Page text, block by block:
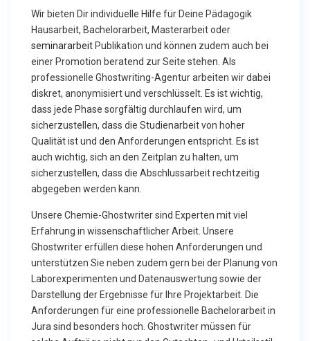
Wir bieten Dir individuelle Hilfe für Deine Pädagogik
Hausarbeit, Bachelorarbeit, Masterarbeit oder
seminararbeit Publikation und können zudem auch bei
einer Promotion beratend zur Seite stehen. Als
professionelle Ghostwriting-Agentur arbeiten wir dabei
diskret, anonymisiert und verschlüsselt. Es ist wichtig,
dass jede Phase sorgfältig durchlaufen wird, um
sicherzustellen, dass die Studienarbeit von hoher
Qualität ist und den Anforderungen entspricht. Es ist
auch wichtig, sich an den Zeitplan zu halten, um
sicherzustellen, dass die Abschlussarbeit rechtzeitig
abgegeben werden kann.
Unsere Chemie-Ghostwriter sind Experten mit viel
Erfahrung in wissenschaftlicher Arbeit. Unsere
Ghostwriter erfüllen diese hohen Anforderungen und
unterstützen Sie neben zudem gern bei der Planung von
Laborexperimenten und Datenauswertung sowie der
Darstellung der Ergebnisse für Ihre Projektarbeit. Die
Anforderungen für eine professionelle Bachelorarbeit in
Jura sind besonders hoch. Ghostwriter müssen für